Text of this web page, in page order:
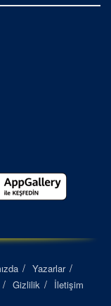
Yazarlar
Gizlilik İletişim